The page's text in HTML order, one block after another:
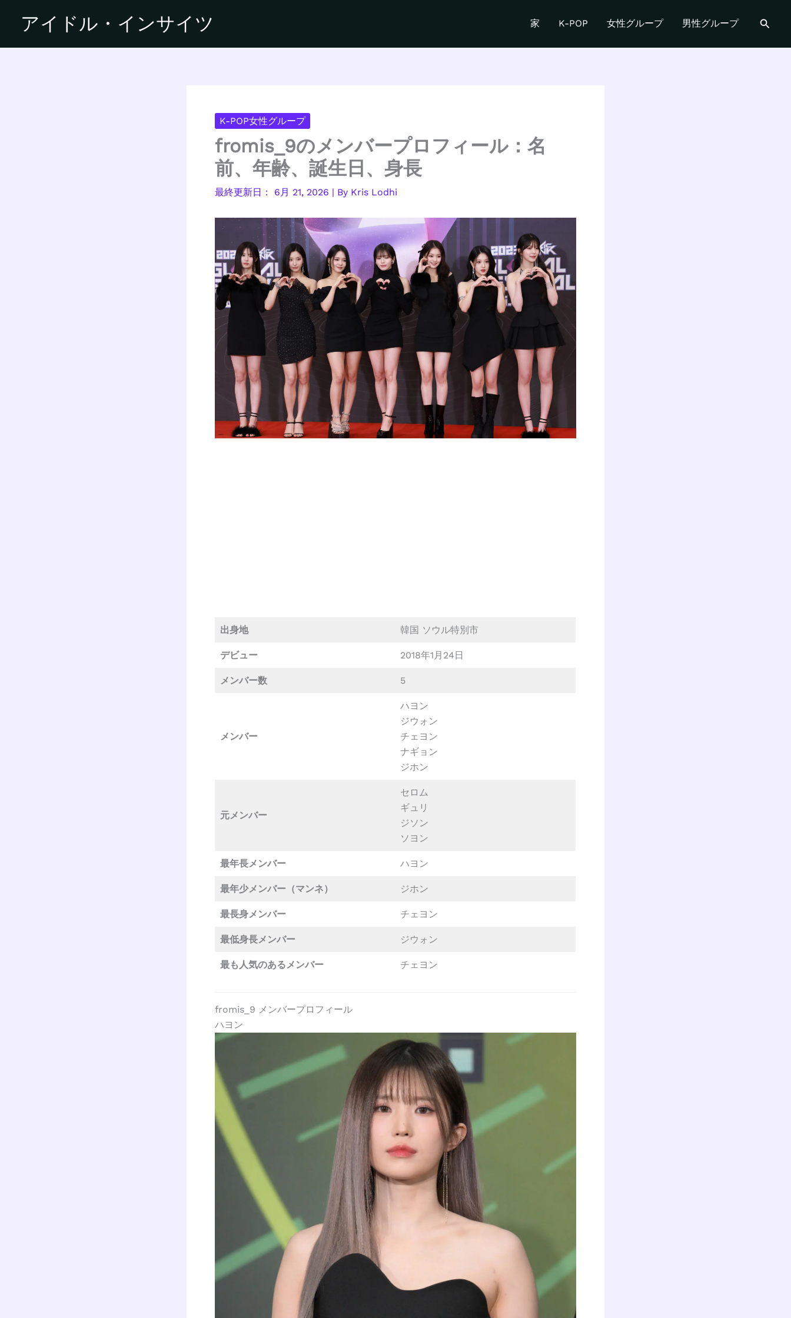
アイドル・インサイツ 家 K-POP 女性グループ 男性グループ
検
K-POP女性グループ
fromis_9のメンバープロフィール：名
前、年齢、誕生日、身長
6月 21, 2026 | By Kris Lodhi
出身地 韓国 ソウル特別市
デビュー 2018年1月24日
メンバー数 5
メンバー
ハヨン
ジウォン
チェヨン
ナギョン
ジホン
元メンバー
セロム
ギュリ
ジソン
ソヨン
最年長メンバー ハヨン
最年少メンバー（マンネ） ジホン
最長身メンバー チェヨン
最低身長メンバー ジウォン
最も人気のあるメンバー チェヨン
fromis_9 メンバープロフィール
ハヨン